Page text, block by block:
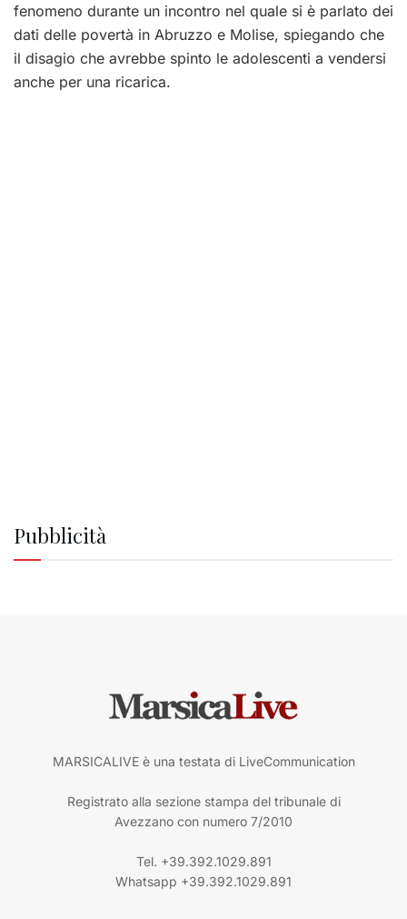
fenomeno durante un incontro nel quale si è parlato dei
dati delle povertà in Abruzzo e Molise, spiegando che
il disagio che avrebbe spinto le adolescenti a vendersi
anche per una ricarica.
Pubblicità
MARSICALIVE è una testata di LiveCommunication
Registrato alla sezione stampa del tribunale di
Avezzano con numero 7/2010
Tel. +39.392.1029.891
Whatsapp +39.392.1029.891